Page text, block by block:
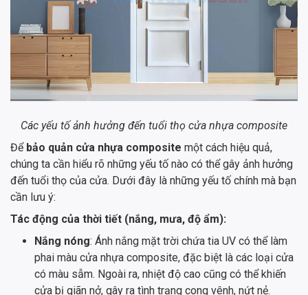
Các yếu tố ảnh hưởng đến tuổi thọ cửa nhựa composite
Để bảo quản cửa nhựa composite một cách hiệu quả,
chúng ta cần hiểu rõ những yếu tố nào có thể gây ảnh hưởng
đến tuổi thọ của cửa. Dưới đây là những yếu tố chính mà bạn
cần lưu ý:
Tác động của thời tiết (nắng, mưa, độ ẩm):
Nắng nóng: Ánh nắng mặt trời chứa tia UV có thể làm
phai màu cửa nhựa composite, đặc biệt là các loại cửa
có màu sẫm. Ngoài ra, nhiệt độ cao cũng có thể khiến
cửa bị giãn nở, gây ra tình trạng cong vênh, nứt nẻ.